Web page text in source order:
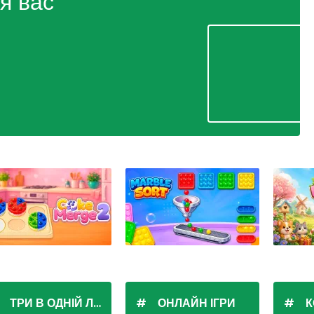
ТРИ В ОДНІЙ ЛІНІЇ ОНЛАЙН ІГРИ